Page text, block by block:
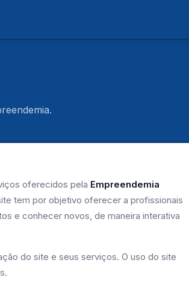
oferecidos pela Empreendemia
tem por objetivo oferecer a profissionais
e conhecer novos, de maneira interativa
do site e seus serviços. O uso do site